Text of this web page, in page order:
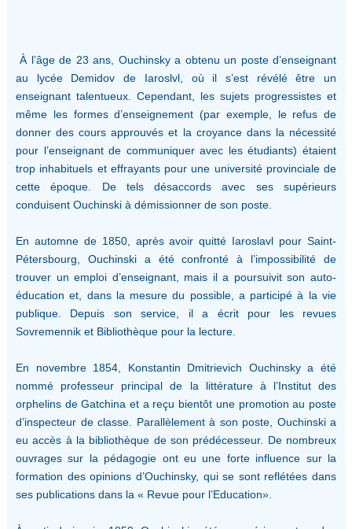
À l’âge de 23 ans, Ouchinsky a obtenu un poste d’enseignant
au lycée Demidov de Iaroslvl, où il s’est révélé être un
enseignant talentueux. Cependant, les sujets progressistes et
même les formes d’enseignement (par exemple, le refus de
donner des cours approuvés et la croyance dans la nécessité
pour l’enseignant de communiquer avec les étudiants) étaient
trop inhabituels et effrayants pour une université provinciale de
cette époque. De tels désaccords avec ses supérieurs
conduisent Ouchinski à démissionner de son poste.
En automne de 1850, après avoir quitté Iaroslavl pour Saint-
Pétersbourg, Ouchinski a été confronté à l’impossibilité de
trouver un emploi d’enseignant, mais il a poursuivit son auto-
éducation et, dans la mesure du possible, a participé à la vie
publique. Depuis son service, il a écrit pour les revues
Sovremennik et Bibliothèque pour la lecture.
En novembre 1854, Konstantin Dmitrievich Ouchinsky a été
nommé professeur principal de la littérature à l’Institut des
orphelins de Gatchina et a reçu bientôt une promotion au poste
d’inspecteur de classe. Parallèlement à son poste, Ouchinski a
eu accès à la bibliothèque de son prédécesseur. De nombreux
ouvrages sur la pédagogie ont eu une forte influence sur la
formation des opinions d’Ouchinsky, qui se sont reflétées dans
ses publications dans la « Revue pour l’Education».